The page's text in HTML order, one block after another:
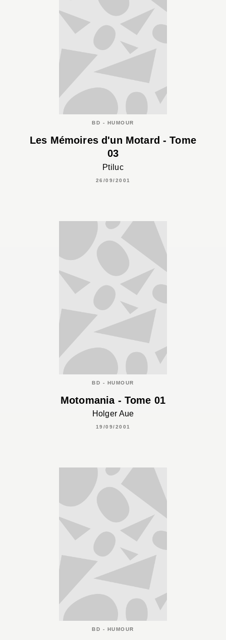
BD - HUMOUR
Les Mémoires d'un Motard - Tome
03
Ptiluc
26/09/2001
BD - HUMOUR
Motomania - Tome 01
Holger Aue
19/09/2001
BD - HUMOUR